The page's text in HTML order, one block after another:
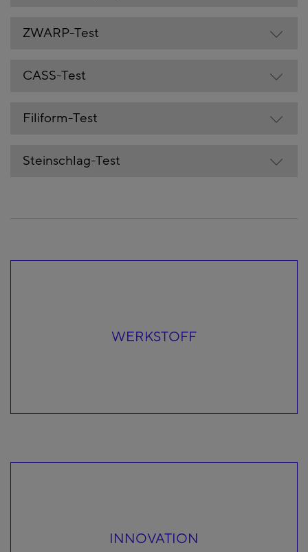
ZWARP-Test
CASS-Test
Filiform-Test
Steinschlag-Test
WERKSTOFF
INNOVATION